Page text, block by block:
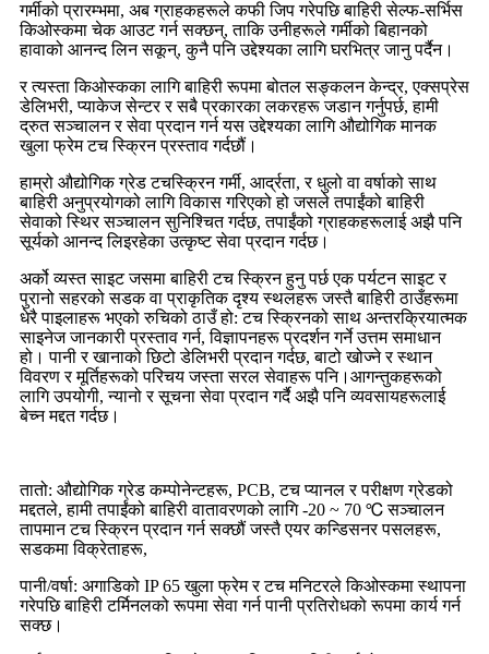
गर्मीको प्रारम्भमा, अब ग्राहकहरूले कफी जिप गरेपछि बाहिरी सेल्फ-सर्भिस
किओस्कमा चेक आउट गर्न सक्छन्, ताकि उनीहरूले गर्मीको बिहानको
हावाको आनन्द लिन सकून्, कुनै पनि उद्देश्यका लागि घरभित्र जानु पर्दैन।
र त्यस्ता किओस्कका लागि बाहिरी रूपमा बोतल सङ्कलन केन्द्र, एक्सप्रेस
डेलिभरी, प्याकेज सेन्टर र सबै प्रकारका लकरहरू जडान गर्नुपर्छ, हामी
द्रुत सञ्चालन र सेवा प्रदान गर्न यस उद्देश्यका लागि औद्योगिक मानक
खुला फ्रेम टच स्क्रिन प्रस्ताव गर्दछौं।
हाम्रो औद्योगिक ग्रेड टचस्क्रिन गर्मी, आर्द्रता, र धुलो वा वर्षाको साथ
बाहिरी अनुप्रयोगको लागि विकास गरिएको हो जसले तपाईंको बाहिरी
सेवाको स्थिर सञ्चालन सुनिश्चित गर्दछ, तपाईंको ग्राहकहरूलाई अझै पनि
सूर्यको आनन्द लिइरहेका उत्कृष्ट सेवा प्रदान गर्दछ।
अर्को व्यस्त साइट जसमा बाहिरी टच स्क्रिन हुनु पर्छ एक पर्यटन साइट र
पुरानो सहरको सडक वा प्राकृतिक दृश्य स्थलहरू जस्तै बाहिरी ठाउँहरूमा
धेरै पाइलाहरू भएको रुचिको ठाउँ हो: टच स्क्रिनको साथ अन्तरक्रियात्मक
साइनेज जानकारी प्रस्ताव गर्न, विज्ञापनहरू प्रदर्शन गर्ने उत्तम समाधान
हो। पानी र खानाको छिटो डेलिभरी प्रदान गर्दछ, बाटो खोज्ने र स्थान
विवरण र मूर्तिहरूको परिचय जस्ता सरल सेवाहरू पनि।आगन्तुकहरूको
लागि उपयोगी, न्यानो र सूचना सेवा प्रदान गर्दै अझै पनि व्यवसायहरूलाई
बेच्न मद्दत गर्दछ।
तातो: औद्योगिक ग्रेड कम्पोनेन्टहरू, PCB, टच प्यानल र परीक्षण ग्रेडको
मद्दतले, हामी तपाईंको बाहिरी वातावरणको लागि -20 ~ 70 ℃ सञ्चालन
तापमान टच स्क्रिन प्रदान गर्न सक्छौं जस्तै एयर कन्डिसनर पसलहरू,
सडकमा विक्रेताहरू,
पानी/वर्षा: अगाडिको IP 65 खुला फ्रेम र टच मनिटरले किओस्कमा स्थापना
गरेपछि बाहिरी टर्मिनलको रूपमा सेवा गर्न पानी प्रतिरोधको रूपमा कार्य गर्न
सक्छ।